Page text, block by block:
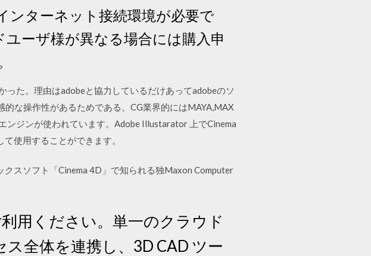
ンターネット接続環境が必要で
ーザ様が異なる場合には購入申
た。理由はadobeと協力しているだけあってadobeのソ
な操作性があるためである。CG業界的にはMAYA,MAX
ジンが使われています。Adobe Illustarator 上でCinema
使用することができます。
スソフト「Cinema 4D」で知られる独Maxon Computer
用ください。単一のクラウド
全体を連携し、3D CAD ツー